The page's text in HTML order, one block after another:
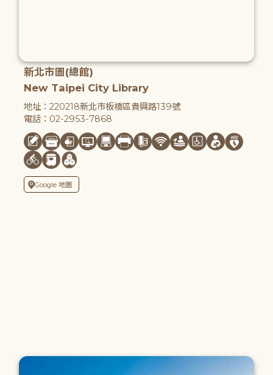
新北市圖(總館)
New Taipei City Library
地址：220218新北市板橋區貴興路139號
電話：02-2953-7868
Google 地圖